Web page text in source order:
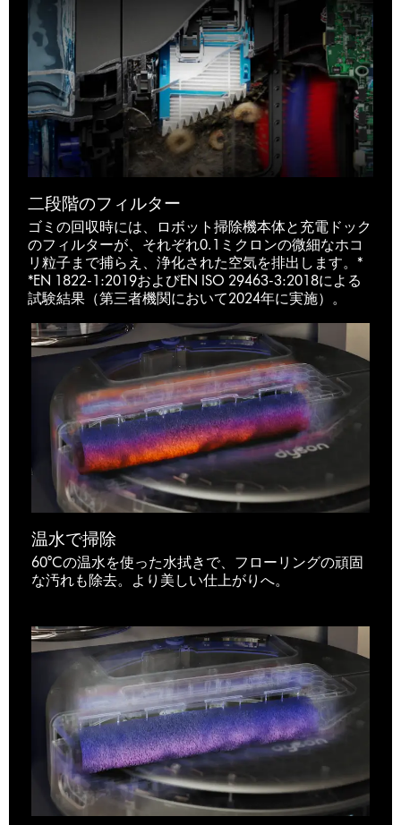
二段階のフィルター
ゴミの回収時には、ロボット掃除機本体と充電ドック
のフィルターが、それぞれ0.1ミクロンの微細なホコ
リ粒子まで捕らえ、浄化された空気を排出します。*
*EN 1822-1:2019およびEN ISO 29463-3:2018による
試験結果（第三者機関において2024年に実施）。
温水で掃除
60°Cの温水を使った水拭きで、フローリングの頑固
な汚れも除去。より美しい仕上がりへ。